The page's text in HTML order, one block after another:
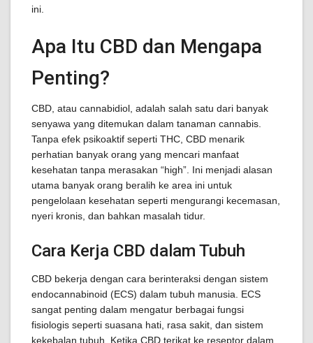
ini.
Apa Itu CBD dan Mengapa
Penting?
CBD, atau cannabidiol, adalah salah satu dari banyak
senyawa yang ditemukan dalam tanaman cannabis.
Tanpa efek psikoaktif seperti THC, CBD menarik
perhatian banyak orang yang mencari manfaat
kesehatan tanpa merasakan “high”. Ini menjadi alasan
utama banyak orang beralih ke area ini untuk
pengelolaan kesehatan seperti mengurangi kecemasan,
nyeri kronis, dan bahkan masalah tidur.
Cara Kerja CBD dalam Tubuh
CBD bekerja dengan cara berinteraksi dengan sistem
endocannabinoid (ECS) dalam tubuh manusia. ECS
sangat penting dalam mengatur berbagai fungsi
fisiologis seperti suasana hati, rasa sakit, dan sistem
kekebalan tubuh. Ketika CBD terikat ke reseptor dalam